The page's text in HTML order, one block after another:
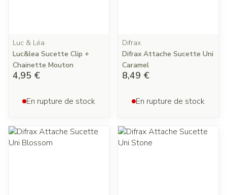
Luc & Léa
Luc&lea Sucette Clip +
Chainette Mouton
4,95 €
En rupture de stock
Difrax
Difrax Attache Sucette Uni
Caramel
8,49 €
En rupture de stock